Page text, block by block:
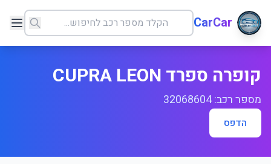
CarCar
קופרה ספרד CUPRA LEON
מספר רכב: 32068604
הדפס